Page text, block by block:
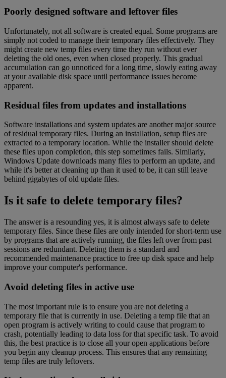
Poorly designed software and leftover files
Unfortunately, not all software is created equal. Some programs are
simply not coded to manage their temporary files effectively. They
might create new temp files every time they run without ever
deleting the old ones, even when closed properly. This gradual
accumulation can go unnoticed for a long time, slowly eating away
at your available disk space until performance issues become
apparent.
Residual files from updates and installations
Software installations and system updates are another major source
of residual temporary files. During an installation, setup files are
extracted to a temporary location. While the installer should delete
these files upon completion, this step sometimes fails. Similarly,
Windows Update downloads many files to perform an update, and
while it's better at cleaning up than it used to be, it can still leave
behind gigabytes of old update files.
Is it safe to delete temporary files?
The answer is a resounding yes, it is almost always safe to delete
temporary files. Since these files are only intended for short-term use
by programs that are actively running, the files left over from past
sessions are redundant. Deleting them is a standard and
recommended maintenance practice to free up disk space and help
improve your computer's performance.
Avoid deleting files in active use
The most important rule is to ensure you are not deleting a
temporary file that is currently in use. Deleting a temp file that an
open program is actively writing to could cause that program to
crash, potentially leading to data loss for that specific task. To avoid
this, the best practice is to close all your open applications before
you begin any cleanup process. This ensures that any remaining
temp files are truly leftovers.